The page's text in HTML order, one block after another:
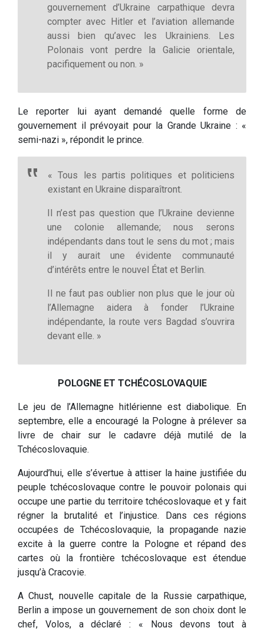
gouvernement d’Ukraine carpathique devra
compter avec Hitler et l’aviation allemande
aussi bien qu’avec les Ukrainiens. Les
Polonais vont perdre la Galicie orientale,
pacifiquement ou non. »
Le reporter lui ayant demandé quelle forme de
gouvernement il prévoyait pour la Grande Ukraine : «
semi-nazi », répondit le prince.
« Tous les partis politiques et politiciens
existant en Ukraine disparaîtront.
Il n’est pas question que l’Ukraine devienne
une colonie allemande; nous serons
indépendants dans tout le sens du mot ; mais
il y aurait une évidente communauté
d’intérêts entre le nouvel État et Berlin.
Il ne faut pas oublier non plus que le jour où
l’Allemagne aidera à fonder l’Ukraine
indépendante, la route vers Bagdad s’ouvrira
devant elle. »
POLOGNE ET TCHÉCOSLOVAQUIE
Le jeu de l’Allemagne hitlérienne est diabolique. En
septembre, elle a encouragé la Pologne à prélever sa
livre de chair sur le cadavre déjà mutilé de la
Tchécoslovaquie.
Aujourd’hui, elle s’évertue à attiser la haine justifiée du
peuple tchécoslovaque contre le pouvoir polonais qui
occupe une partie du territoire tchécoslovaque et y fait
régner la brutalité et l’injustice. Dans ces régions
occupées de Tchécoslovaquie, la propagande nazie
excite à la guerre contre la Pologne et répand des
cartes où la frontière tchécoslovaque est étendue
jusqu’à Cracovie.
A Chust, nouvelle capitale de la Russie carpathique,
Berlin a impose un gouvernement de son choix dont le
chef, Volos, a déclaré : « Nous devons tout à